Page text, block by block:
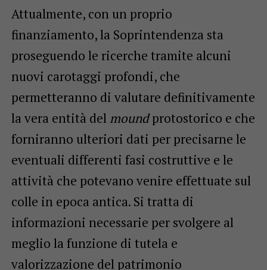
Attualmente, con un proprio
finanziamento, la Soprintendenza sta
proseguendo le ricerche tramite alcuni
nuovi carotaggi profondi, che
permetteranno di valutare definitivamente
la vera entità del moundprotostorico e che
forniranno ulteriori dati per precisarne le
eventuali differenti fasi costruttive e le
attività che potevano venire effettuate sul
colle in epoca antica. Si tratta di
informazioni necessarie per svolgere al
meglio la funzione di tutela e
valorizzazione del patrimonio